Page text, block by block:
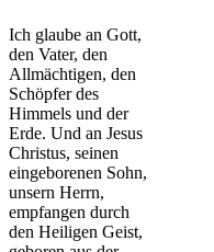
Ich glaube an Gott,
den Vater, den
Allmächtigen, den
Schöpfer des
Himmels und der
Erde. Und an Jesus
Christus, seinen
eingeborenen Sohn,
unsern Herrn,
empfangen durch
den Heiligen Geist,